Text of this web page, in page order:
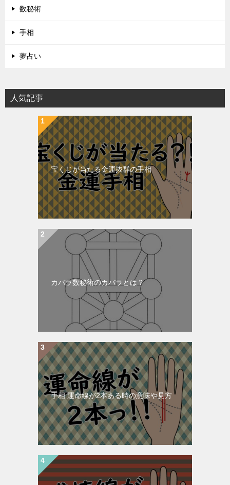
数秘術
手相
夢占い
人気記事
宝くじが当たる金運抜群の手相
カバラ数秘術のカバラとは？
手相 運命線が2本ある時の意味や見方